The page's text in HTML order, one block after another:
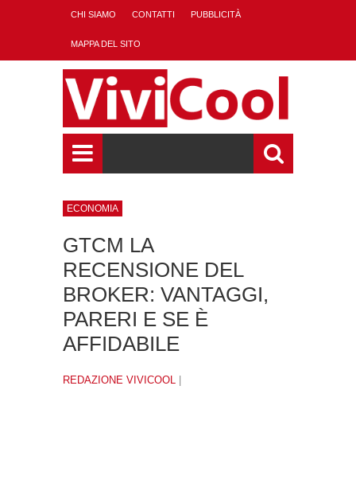
CHI SIAMO CONTATTI PUBBLICITÀ
MAPPA DEL SITO
ECONOMIA
GTCM LA
RECENSIONE DEL
BROKER: VANTAGGI,
PARERI E SE È
AFFIDABILE
REDAZIONE VIVICOOL